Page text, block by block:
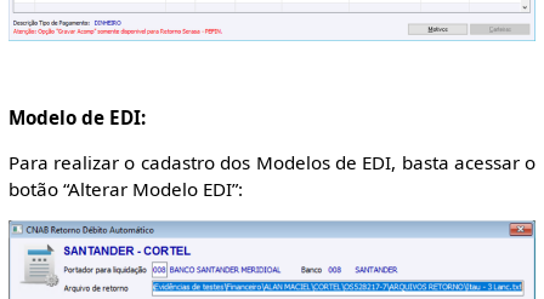
Modelo de EDI:
Para realizar o cadastro dos Modelos de EDI, basta acessar o
botão “Alterar Modelo EDI”: